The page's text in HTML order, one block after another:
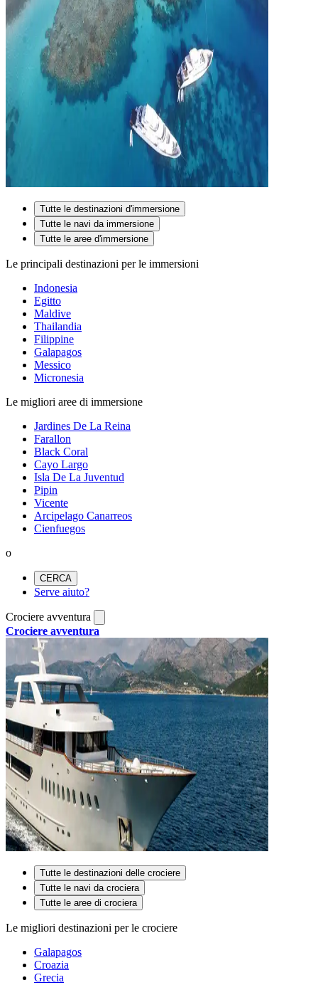
Tutte le destinazioni d'immersione
Tutte le navi da immersione
Tutte le aree d'immersione
Le principali destinazioni per le immersioni
Indonesia
Egitto
Maldive
Thailandia
Filippine
Galapagos
Messico
Micronesia
Le migliori aree di immersione
Jardines De La Reina
Farallon
Black Coral
Cayo Largo
Isla De La Juventud
Pipin
Vicente
Arcipelago Canarreos
Cienfuegos
o
CERCA
Serve aiuto?
Crociere avventura
Crociere avventura
Tutte le destinazioni delle crociere
Tutte le navi da crociera
Tutte le aree di crociera
Le migliori destinazioni per le crociere
Galapagos
Croazia
Grecia